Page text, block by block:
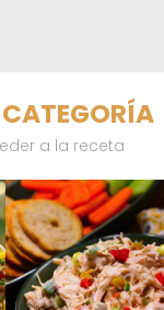
CATEGORÍA
a la receta